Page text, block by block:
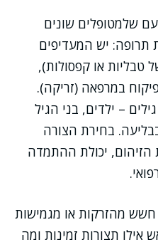
שלמטופלים שונים
תרופה: יש המעדיפים
טבליות או קפסולות),
במרפאה (זריקה).
– ילדים, בני הגיל
בחירת הצורה
יכולת ההתמדה
מהזרקות או מגמישות
תצורות זמינות ומה